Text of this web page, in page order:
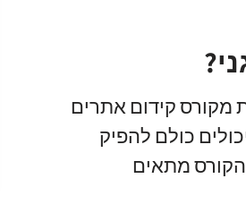
מקורס קידום אתרים
כולם להפיק
מתאים